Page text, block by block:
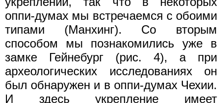
оппи-думах мы встречаемся с обоими
типами (Манхинг). Со вторым
способом мы познакомились уже в
замке Гейнебург (рис. 4), а при
археологических исследованиях он
был обнаружен и в оппи-думах Чехии.
И здесь укрепление имеет